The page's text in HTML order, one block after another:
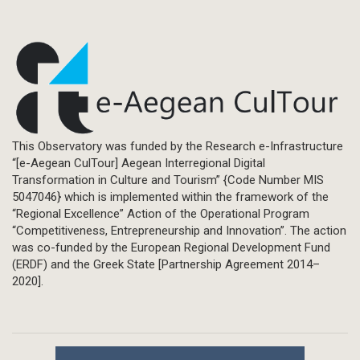
This Observatory was funded by the Research e-Infrastructure
“[e-Aegean CulTour] Aegean Interregional Digital
Transformation in Culture and Tourism” {Code Number MIS
5047046} which is implemented within the framework of the
“Regional Excellence” Action of the Operational Program
“Competitiveness, Entrepreneurship and Innovation”. The action
was co-funded by the European Regional Development Fund
(ERDF) and the Greek State [Partnership Agreement 2014–
2020].